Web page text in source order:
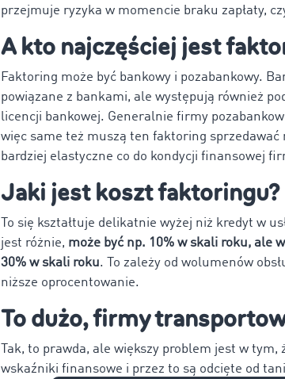
przejmuje ryzyka w momencie braku zapłaty,
A kto najczęściej jest
Faktoring może być bankowy i pozabankowy.
powiązane z bankami, ale występują również
licencji bankowej. Generalnie firmy
więc same też muszą ten faktoring
bardziej elastyczne co do kondycji finansowej
Jaki jest koszt faktoringu?
To się kształtuje delikatnie wyżej niż kredyt w
jest różnie, może być np. 10% w skali roku, ale
30% w skali roku. To zależy od wolumenów
niższe oprocentowanie.
To dużo, firmy
Tak, to prawda, ale większy problem jest w
wskaźniki finansowe i przez to są odcięte od